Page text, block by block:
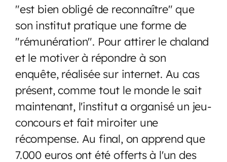
"est bien obligé de reconnaître" que
son institut pratique une forme de
"rémunération". Pour attirer le chaland
et le motiver à répondre à son
enquête, réalisée sur internet. Au cas
présent, comme tout le monde le sait
maintenant, l'institut a organisé un jeu-
concours et fait miroiter une
récompense. Au final, on apprend que
7.000 euros ont été offerts à l'un des